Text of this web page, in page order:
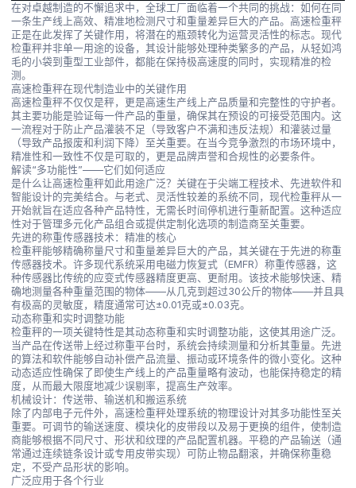
在对卓越制造的不懈追求中，全球工厂面临着一个共同的挑战：如何在同
一条生产线上高效、精准地检测尺寸和重量差异巨大的产品。高速检重秤
正是在此发挥了关键作用，将潜在的瓶颈转化为运营灵活性的标志。现代
检重秤并非单一用途的设备，其设计能够处理种类繁多的产品，从轻如鸿
毛的小袋到重型工业部件，都能在保持极高速度的同时，实现精准的检
测。
高速检重秤在现代制造业中的关键作用
高速检重秤不仅仅是秤，更是高速生产线上产品质量和完整性的守护者。
其主要功能是验证每一件产品的重量，确保其在预设的可接受范围内。这
一流程对于防止产品灌装不足（导致客户不满和违反法规）和灌装过量
（导致产品报废和利润下降）至关重要。在当今竞争激烈的市场环境中，
精准性和一致性不仅是可取的，更是品牌声誉和合规性的必要条件。
解读“多功能性”——它们如何适应
是什么让高速检重秤如此用途广泛？关键在于尖端工程技术、先进软件和
智能设计的完美结合。与老式、灵活性较差的系统不同，现代检重秤从一
开始就旨在适应各种产品特性，无需长时间停机进行重新配置。这种适应
性对于管理多元化产品组合或提供定制化选项的制造商至关重要。
先进的称重传感器技术：精准的核心
检重秤能够精确称量尺寸和重量差异巨大的产品，其关键在于先进的称重
传感器技术。许多现代系统采用电磁力恢复式（EMFR）称重传感器，这
种传感器比传统的应变式传感器精度更高、更耐用。该技术能够快速、精
确地测量各种重量范围的物体——从几克到超过30公斤的物体——并且具
有极高的灵敏度，精度通常可达±0.01克或±0.03克。
动态称重和实时调整功能
检重秤的一项关键特性是其动态称重和实时调整功能，这使其用途广泛。
当产品在传送带上经过称重平台时，系统会持续测量和分析其重量。先进
的算法和软件能够自动补偿产品流量、振动或环境条件的微小变化。这种
动态适应性确保了即使生产线上的产品重量略有波动，也能保持稳定的精
度，从而最大限度地减少误剔率，提高生产效率。
机械设计：传送带、输送机和搬运系统
除了内部电子元件外，高速检重秤处理系统的物理设计对其多功能性至关
重要。可调节的输送速度、模块化的皮带段以及易于更换的组件，使制造
商能够根据不同尺寸、形状和纹理的产品配置机器。平稳的产品输送（通
常通过连续链条设计或专用皮带实现）可防止物品翻滚，并确保称重稳
定，不受产品形状的影响。
广泛应用于各个行业